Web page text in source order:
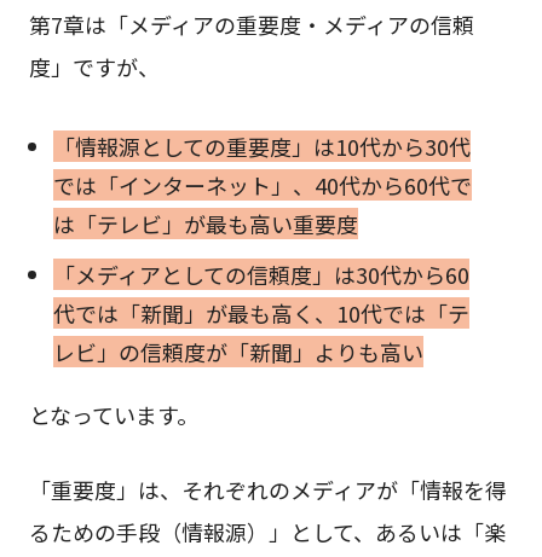
第7章は「メディアの重要度・メディアの信頼
度」ですが、
「情報源としての重要度」は10代から30代
では「インターネット」、40代から60代で
は「テレビ」が最も高い重要度
「メディアとしての信頼度」は30代から60
代では「新聞」が最も高く、10代では「テ
レビ」の信頼度が「新聞」よりも高い
となっています。
「重要度」は、それぞれのメディアが「情報を得
るための手段（情報源）」として、あるいは「楽